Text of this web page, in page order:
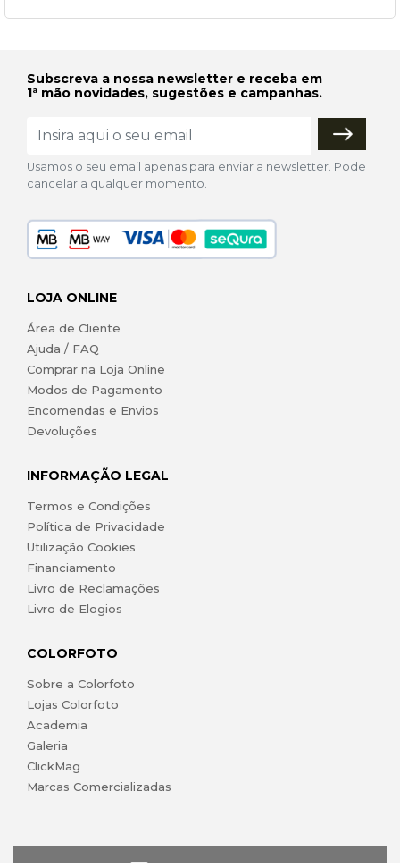
Subscreva a nossa newsletter e receba em
1ª mão novidades, sugestões e campanhas.
Usamos o seu email apenas para enviar a newsletter. Pode
cancelar a qualquer momento.
LOJA ONLINE
Área de Cliente
Ajuda / FAQ
Comprar na Loja Online
Modos de Pagamento
Encomendas e Envios
Devoluções
INFORMAÇÃO LEGAL
Termos e Condições
Política de Privacidade
Utilização Cookies
Financiamento
Livro de Reclamações
Livro de Elogios
COLORFOTO
Sobre a Colorfoto
Lojas Colorfoto
Academia
Galeria
ClickMag
Marcas Comercializadas